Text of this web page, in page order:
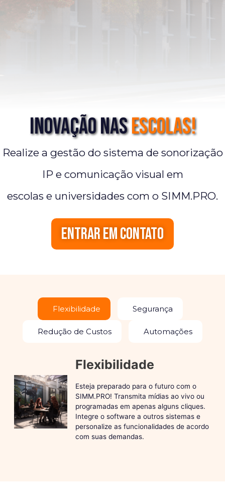
Inovação nasEscolas!
Realize a gestão do sistema de sonorização
IP e comunicação visual em
escolas e universidades com o SIMM.PRO.
Entrar em contato
Flexibilidade Segurança
Redução de Custos Automações
Flexibilidade
Esteja preparado para o futuro com o
SIMM.PRO! Transmita mídias ao vivo ou
programadas em apenas alguns cliques.
Integre o software a outros sistemas e
personalize as funcionalidades de acordo
com suas demandas.